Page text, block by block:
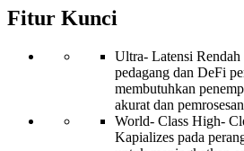
Fitur Kunci
Ultra- Latensi
pedagang dan DeFi
membutuhkan
akurat dan
World- Class High-
Kapializes pada